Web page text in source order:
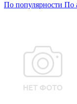
По популярности По